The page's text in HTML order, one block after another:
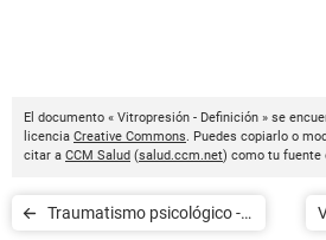
El documento « Vitropresión - Definición » se
licencia Creative Commons. Puedes copiarlo o
citar a CCM Salud (salud.ccm.net) como tu fuente
Traumatismo psicológico -